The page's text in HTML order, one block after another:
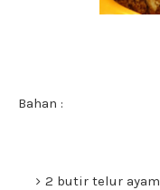
Bahan :
2 butir telur ayam